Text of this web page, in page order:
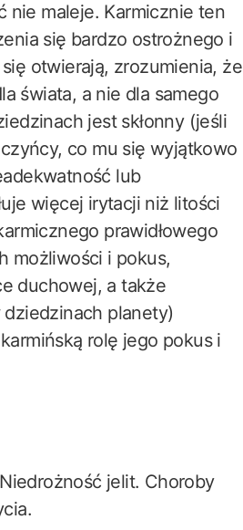
nie maleje. Karmicznie ten
się bardzo ostrożnego i
otwierają, zrozumienia, że
świata, a nie dla samego
jest skłonny (jeśli
co mu się wyjątkowo
lub
więcej irytacji niż litości
prawidłowego
możliwości i pokus,
duchowej, a także
planety)
rolę jego pokus i
jelit. Choroby